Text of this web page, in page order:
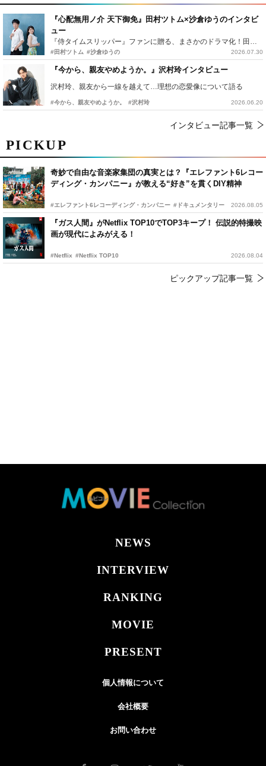
PICKUP
奇妙で自由な音楽家集団の真実とは？『エレファント6レコー
ディング・カンパニー』が教える“好き”を貫くDIY精神
#エレファント6レコーディング・カンパニー #ドキュメンタリー 2026.08.05
『ガス人間』がNetflix TOP10でTOP3キープ！ 伝説的特撮映
画が現代によみがえる！
#Netflix #Netflix TOP10 2026.08.04
ピックアップ記事一覧
『心配無用ノ介 天下御免』田村ツトム×沙倉ゆうのインタビ
ュー
『侍タイムスリッパー』ファンに贈る、まさかのドラマ化！田村ツトム×沙倉ゆうのが語る『心配無用ノ介』撮影秘話
#田村ツトム #沙倉ゆうの 2026.07.30
『今から、親友やめようか。』沢村玲インタビュー
沢村玲、親友から一線を越えて…理想の恋愛像について語る
#今から、親友やめようか。 #沢村玲 2026.06.20
インタビュー記事一覧
NEWS
INTERVIEW
RANKING
MOVIE
PRESENT
個人情報について
会社概要
お問い合わせ